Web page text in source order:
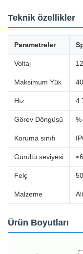
Teknik özellikler
Parametreler
Voltaj
Maksimum Yük
Hız
Görev Döngüsü %
Koruma sınıfı
Gürültü seviyesi
Felç
Malzeme
Ürün Boyutları